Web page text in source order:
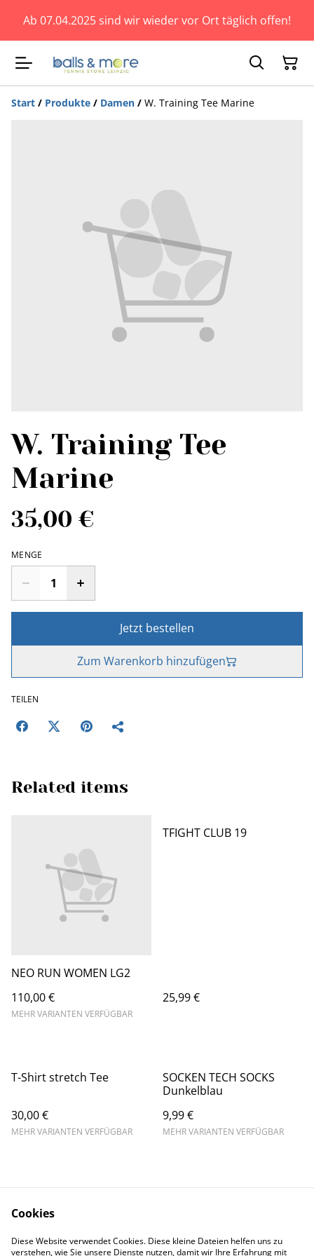
Ab 07.04.2025 sind wir wieder vor Ort täglich offen!
Start / Produkte / Damen / W. Training Tee Marine
W. Training Tee
Marine
35,00 €
MENGE
Jetzt bestellen
Zum Warenkorb hinzufügen
TEILEN
Related items
NEO RUN WOMEN LG2
110,00 €
MEHR VARIANTEN VERFÜGBAR
TFIGHT CLUB 19
25,99 €
T-Shirt stretch Tee
30,00 €
MEHR VARIANTEN VERFÜGBAR
SOCKEN TECH SOCKS
Dunkelblau
9,99 €
MEHR VARIANTEN VERFÜGBAR
Contact Us
Legal Terms
Cookies
Diese Website verwendet Cookies. Diese kleine Dateien helfen uns zu
verstehen, wie Sie unsere Dienste nutzen, damit wir Ihre Erfahrung mit